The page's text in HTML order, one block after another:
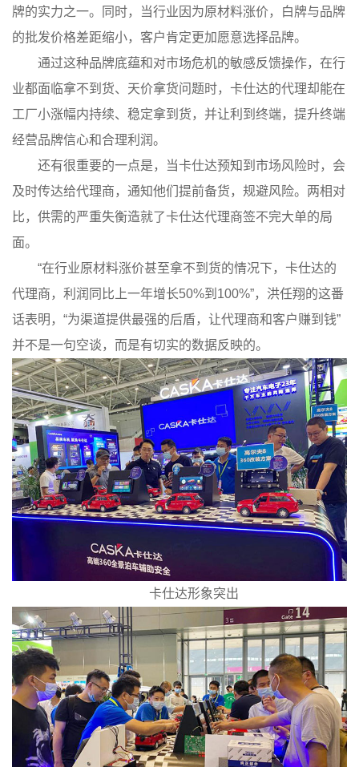
牌的实力之一。同时，当行业因为原材料涨价，白牌与品牌
的批发价格差距缩小，客户肯定更加愿意选择品牌。
通过这种品牌底蕴和对市场危机的敏感反馈操作，在行
业都面临拿不到货、天价拿货问题时，卡仕达的代理却能在
工厂小涨幅内持续、稳定拿到货，并让利到终端，提升终端
经营品牌信心和合理利润。
还有很重要的一点是，当卡仕达预知到市场风险时，会
及时传达给代理商，通知他们提前备货，规避风险。两相对
比，供需的严重失衡造就了卡仕达代理商签不完大单的局
面。
“在行业原材料涨价甚至拿不到货的情况下，卡仕达的
代理商，利润同比上一年增长50%到100%”，洪任翔的这番
话表明，“为渠道提供最强的后盾，让代理商和客户赚到钱”
并不是一句空谈，而是有切实的数据反映的。
卡仕达形象突出